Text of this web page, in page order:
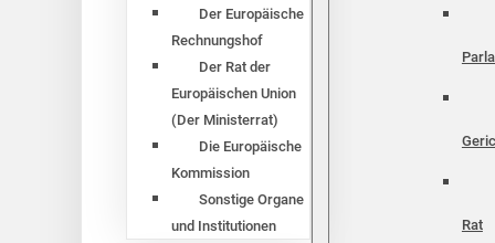
Der Europäische
Rechnungshof
Der Rat der
Europäischen Union
(Der Ministerrat)
Die Europäische
Kommission
Sonstige Organe
und Institutionen
Rat